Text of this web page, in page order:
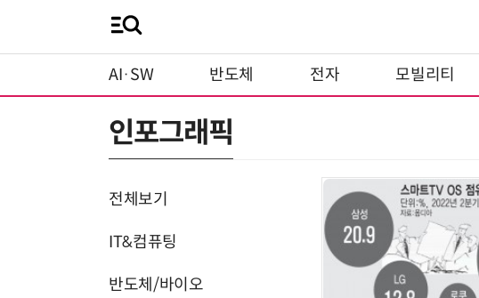
AI·SW 반도체 전자 모빌리티
인포그래픽
전체보기
IT&컴퓨팅
반도체/바이오